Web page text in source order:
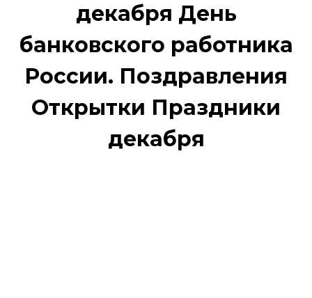
декабря День
банковского работника
России. Поздравления
Открытки Праздники
декабря